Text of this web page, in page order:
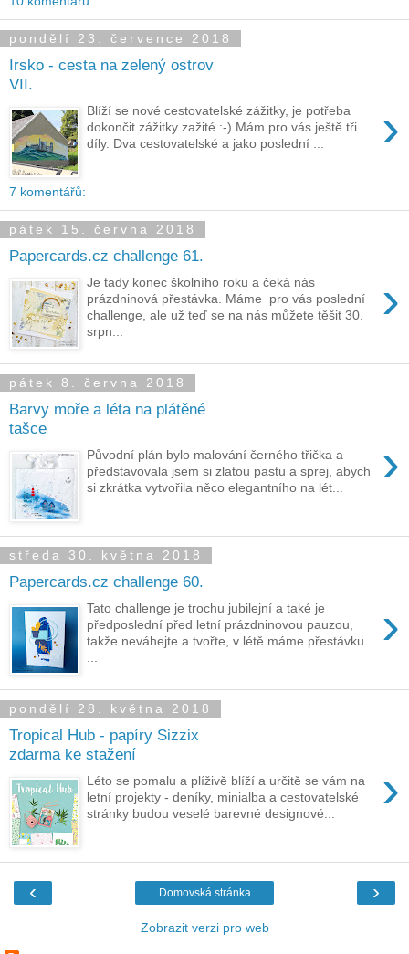
pondělí 23. července 2018
Irsko - cesta na zelený ostrov
VII.
›
Blíží se nové cestovatelské zážitky, je potřeba
dokončit zážitky zažité :-) Mám pro vás ještě tři
díly. Dva cestovatelské a jako poslední ...
7 komentářů:
pátek 15. června 2018
Papercards.cz challenge 61.
›
Je tady konec školního roku a čeká nás
prázdninová přestávka. Máme pro vás poslední
challenge, ale už teď se na nás můžete těšit 30.
srpn...
pátek 8. června 2018
Barvy moře a léta na plátěné
tašce
›
Původní plán bylo malování černého třička a
představovala jsem si zlatou pastu a sprej, abych
si zkrátka vytvořila něco elegantního na lét...
středa 30. května 2018
Papercards.cz challenge 60.
›
Tato challenge je trochu jubilejní a také je
předposlední před letní prázdninovou pauzou,
takže neváhejte a tvořte, v létě máme přestávku
pondělí 28. května 2018
Tropical Hub - papíry Sizzix
zdarma ke stažení
›
Léto se pomalu a plíživě blíží a určitě se vám na
letní projekty - deníky, minialba a cestovatelské
stránky budou veselé barevné designové...
‹ ›
Domovská stránka
Zobrazit verzi pro web